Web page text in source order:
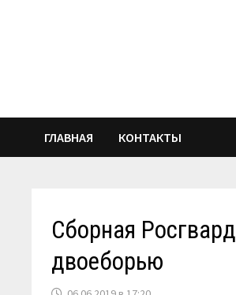
ГЛАВНАЯ КОНТАКТЫ
Сборная
двоеборью